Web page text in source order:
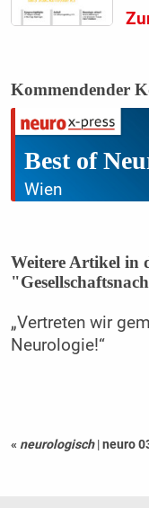
Kommendender
Best of
Wien
Weitere Artikel in
„Vertreten wir
Neurologie!“
« neurologisch |neuro